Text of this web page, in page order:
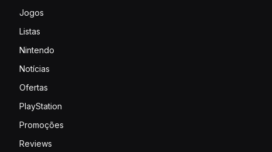
Jogos
Listas
Nintendo
Notícias
Ofertas
PlayStation
Promoções
Reviews